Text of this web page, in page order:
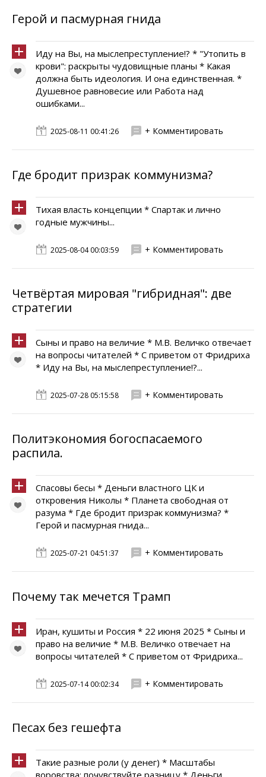
Герой и пасмурная гнида
Иду на Вы, на мыслепреступление!? * "Утопить в
крови": раскрыты чудовищные планы * Какая
должна быть идеология. И она единственная. *
Душевное равновесие или Работа над
ошибками...
2025-08-11 00:41:26 + Комментировать
Где бродит призрак коммунизма?
Тихая власть концепции * Спартак и лично
годные мужчины...
2025-08-04 00:03:59 + Комментировать
Четвёртая мировая "гибридная": две
стратегии
Сыны и право на величие * М.В. Величко отвечает
на вопросы читателей * С приветом от Фридриха
* Иду на Вы, на мыслепреступление!?...
2025-07-28 05:15:58 + Комментировать
Политэкономия богоспасаемого
распила.
Спасовы бесы * Деньги властного ЦК и
откровения Николы * Планета свободная от
разума * Где бродит призрак коммунизма? *
Герой и пасмурная гнида...
2025-07-21 04:51:37 + Комментировать
Почему так мечется Трамп
Иран, кушиты и Россия * 22 июня 2025 * Сыны и
право на величие * М.В. Величко отвечает на
вопросы читателей * С приветом от Фридриха...
2025-07-14 00:02:34 + Комментировать
Песах без гешефта
Такие разные роли (у денег) * Масштабы
воровства: почувствуйте разницу * Деньги